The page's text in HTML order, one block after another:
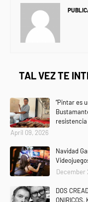
TAL VEZ TE
“Pintar es
resistencia
April 09, 2026
Navidad
December
DOS
ONIRICOS,